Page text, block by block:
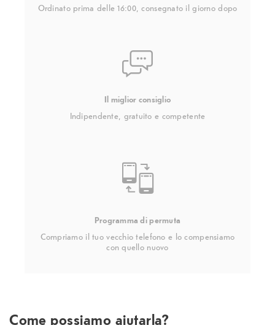
Ordinato prima delle 16:00, consegnato il giorno dopo
Il miglior consiglio
Indipendente, gratuito e competente
Programma di permuta
Compriamo il tuo vecchio telefono e lo compensiamo
con quello nuovo
Come possiamo aiutarla?